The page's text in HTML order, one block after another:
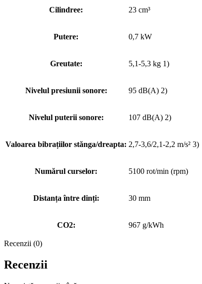
Cilindree: 23 cm³
Putere: 0,7 kW
Greutate: 5,1-5,3 kg 1)
Nivelul presiunii sonore: 95 dB(A) 2)
Nivelul puterii sonore: 107 dB(A) 2)
Valoarea bibrațiilor stănga/dreapta: 2,7-3,6/2,1-2,2 m/s² 3)
Numărul curselor: 5100 rot/min (rpm)
Distanța între dinți: 30 mm
CO2: 967 g/kWh
Recenzii (0)
Recenzii